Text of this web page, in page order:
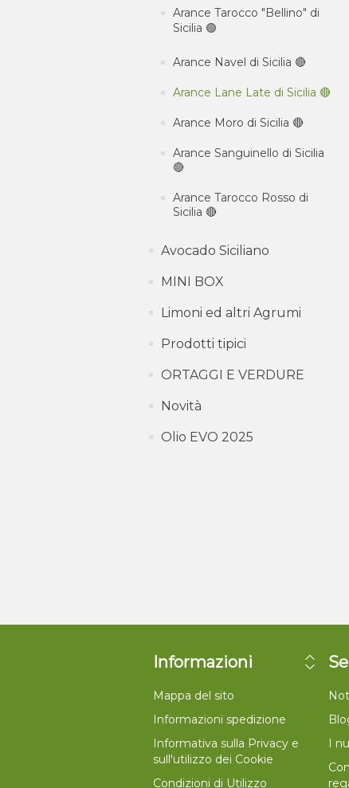
Arance Tarocco "Bellino" di
Sicilia 🟢
Arance Navel di Sicilia 🔴
Arance Lane Late di Sicilia 🔴
Arance Moro di Sicilia 🔴
Arance Sanguinello di Sicilia
🔴
Arance Tarocco Rosso di
Sicilia 🔴
Avocado Siciliano
MINI BOX
Limoni ed altri Agrumi
Prodotti tipici
ORTAGGI E VERDURE
Novità
Olio EVO 2025
Informazioni
Mappa del sito
Informazioni spedizione
Informativa sulla Privacy e
sull'utilizzo dei Cookie
Condizioni di Utilizzo
I